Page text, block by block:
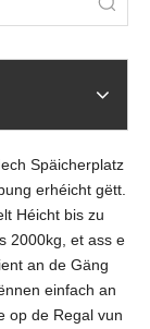
Späicherplatz
erhéicht gëtt.
Héicht bis zu
2000kg, et ass e
an de Gäng
einfach an
op de Regal vun